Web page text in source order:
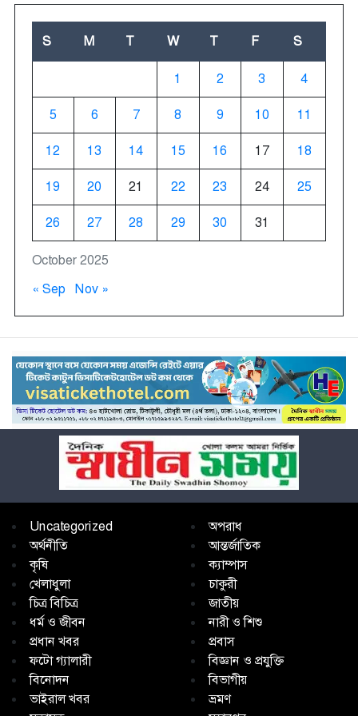
October 2025
S M T W T F S
1 2 3 4
5 6 7 8 9 10 11
12 13 14 15 16 17 18
19 20 21 22 23 24 25
26 27 28 29 30 31
« Sep Nov »
Uncategorized
অপরাধ
অর্থনীতি
আন্তর্জাতিক
কৃষি
ক্যাম্পাস
খেলাধুলা
চাকুরী
চিত্র বিচিত্র
জাতীয়
ধর্ম ও জীবন
নারী ও শিশু
প্রধান খবর
প্রবাস
ফটো গ্যালারী
বিজ্ঞান ও প্রযুক্তি
বিনোদন
বিভাগীয়
ভাইরাল খবর
ভ্রমণ